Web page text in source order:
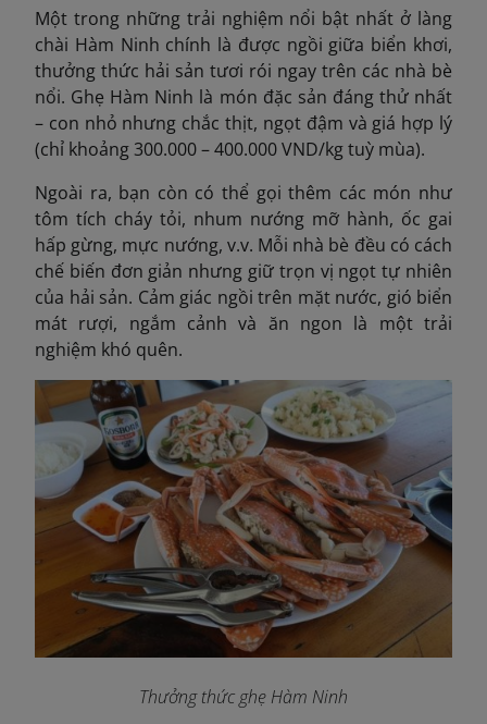
Một trong những trải nghiệm nổi bật nhất ở làng
chài Hàm Ninh chính là được ngồi giữa biển khơi,
thưởng thức hải sản tươi rói ngay trên các nhà bè
nổi. Ghẹ Hàm Ninh là món đặc sản đáng thử nhất
– con nhỏ nhưng chắc thịt, ngọt đậm và giá hợp lý
(chỉ khoảng 300.000 – 400.000 VND/kg tuỳ mùa).
Ngoài ra, bạn còn có thể gọi thêm các món như
tôm tích cháy tỏi, nhum nướng mỡ hành, ốc gai
hấp gừng, mực nướng, v.v. Mỗi nhà bè đều có cách
chế biến đơn giản nhưng giữ trọn vị ngọt tự nhiên
của hải sản. Cảm giác ngồi trên mặt nước, gió biển
mát rượi, ngắm cảnh và ăn ngon là một trải
nghiệm khó quên.
Thưởng thức ghẹ Hàm Ninh